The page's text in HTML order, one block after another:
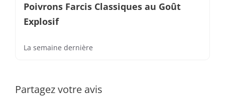
Poivrons Farcis Classiques au Goût
Explosif
La semaine dernière
Partagez votre avis